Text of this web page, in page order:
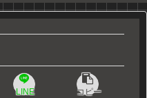
LINE コピー